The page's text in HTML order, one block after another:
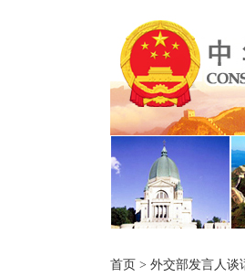
首页 > 外交部发言人谈